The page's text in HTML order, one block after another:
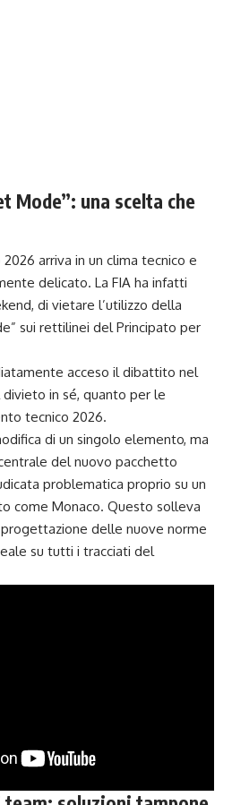
Mode”: una scelta che
arriva in un clima tecnico e
delicato. La FIA ha infatti
di vietare l’utilizzo della
sui rettilinei del Principato per
acceso il dibattito nel
in sé, quanto per le
tecnico 2026.
di un singolo elemento, ma
del nuovo pacchetto
problematica proprio su un
come Monaco. Questo solleva
delle nuove norme
su tutti i tracciati del